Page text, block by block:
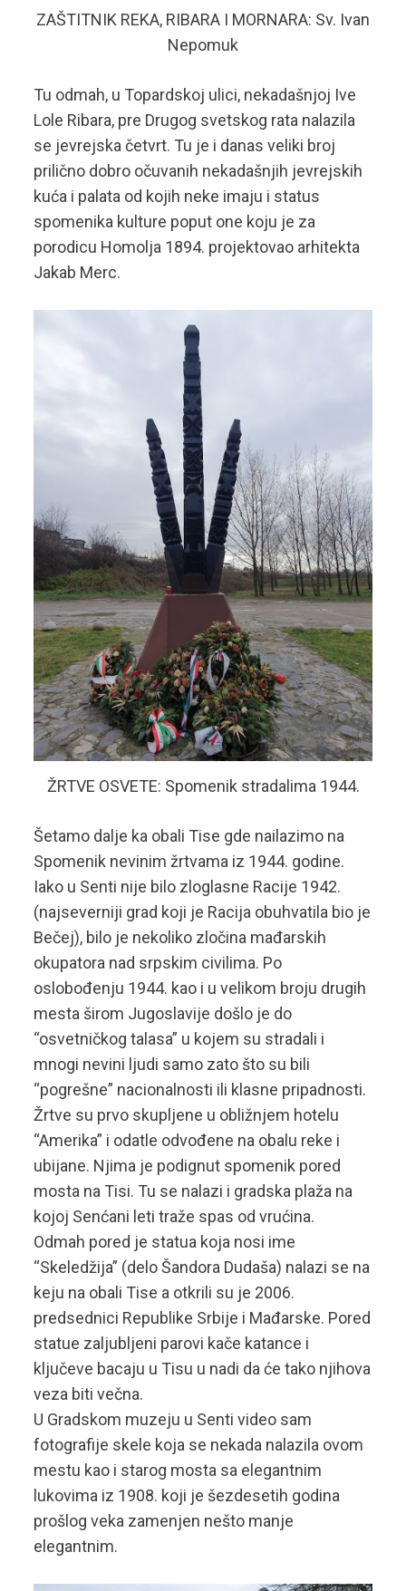
ZAŠTITNIK REKA, RIBARA I MORNARA: Sv. Ivan
Nepomuk
Tu odmah, u Topardskoj ulici, nekadašnjoj Ive
Lole Ribara, pre Drugog svetskog rata nalazila
se jevrejska četvrt. Tu je i danas veliki broj
prilično dobro očuvanih nekadašnjih jevrejskih
kuća i palata od kojih neke imaju i status
spomenika kulture poput one koju je za
porodicu Homolja 1894. projektovao arhitekta
Jakab Merc.
ŽRTVE OSVETE: Spomenik stradalima 1944.
Šetamo dalje ka obali Tise gde nailazimo na
Spomenik nevinim žrtvama iz 1944. godine.
Iako u Senti nije bilo zloglasne Racije 1942.
(najseverniji grad koji je Racija obuhvatila bio je
Bečej), bilo je nekoliko zločina mađarskih
okupatora nad srpskim civilima. Po
oslobođenju 1944. kao i u velikom broju drugih
mesta širom Jugoslavije došlo je do
“osvetničkog talasa” u kojem su stradali i
mnogi nevini ljudi samo zato što su bili
“pogrešne” nacionalnosti ili klasne pripadnosti.
Žrtve su prvo skupljene u obližnjem hotelu
“Amerika” i odatle odvođene na obalu reke i
ubijane. Njima je podignut spomenik pored
mosta na Tisi. Tu se nalazi i gradska plaža na
kojoj Senćani leti traže spas od vrućina.
Odmah pored je statua koja nosi ime
“Skeledžija” (delo Šandora Dudaša) nalazi se na
keju na obali Tise a otkrili su je 2006.
predsednici Republike Srbije i Mađarske. Pored
statue zaljubljeni parovi kače katance i
ključeve bacaju u Tisu u nadi da će tako njihova
veza biti večna.
U Gradskom muzeju u Senti video sam
fotografije skele koja se nekada nalazila ovom
mestu kao i starog mosta sa elegantnim
lukovima iz 1908. koji je šezdesetih godina
prošlog veka zamenjen nešto manje
elegantnim.